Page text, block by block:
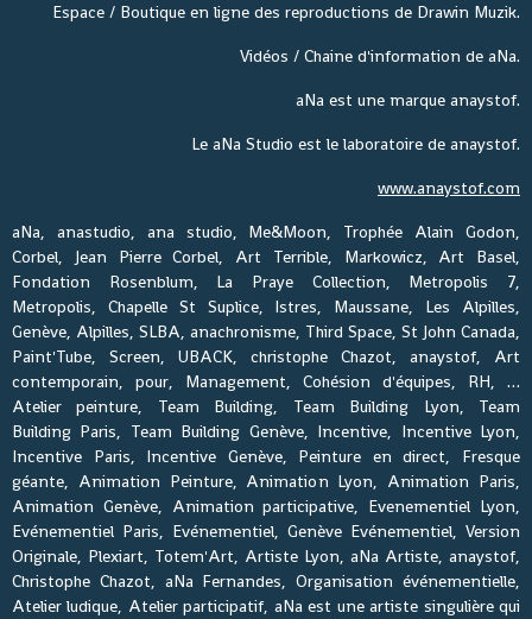
Espace / Boutique en ligne des reproductions de Drawin Muzik.
Vidéos / Chaine d'information de aNa.
aNa est une marque anaystof.
Le aNa Studio est le laboratoire de anaystof.
www.anaystof.com
aNa, anastudio, ana studio, Me&Moon, Trophée Alain Godon,
Corbel, Jean Pierre Corbel, Art Terrible, Markowicz, Art Basel,
Fondation Rosenblum, La Praye Collection, Metropolis 7,
Metropolis, Chapelle St Suplice, Istres, Maussane, Les Alpilles,
Genève, Alpilles, SLBA, anachronisme, Third Space, St John Canada,
Paint'Tube, Screen, UBACK, christophe Chazot, anaystof, Art
contemporain, pour, Management, Cohésion d'équipes, RH, …
Atelier peinture, Team Building, Team Building Lyon, Team
Building Paris, Team Building Genève, Incentive, Incentive Lyon,
Incentive Paris, Incentive Genève, Peinture en direct, Fresque
géante, Animation Peinture, Animation Lyon, Animation Paris,
Animation Genève, Animation participative, Evenementiel Lyon,
Evénementiel Paris, Evénementiel, Genève Evénementiel, Version
Originale, Plexiart, Totem'Art, Artiste Lyon, aNa Artiste, anaystof,
Christophe Chazot, aNa Fernandes, Organisation événementielle,
Atelier ludique, Atelier participatif, aNa est une artiste singulière qui